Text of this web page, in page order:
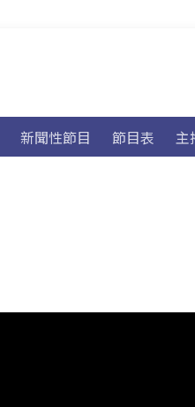
新聞性節目 節目表 主